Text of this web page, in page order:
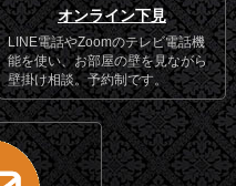
オンライン下見
LINE電話やZoomのテレビ電話機
能を使い、お部屋の壁を見ながら
壁掛け相談。予約制です。